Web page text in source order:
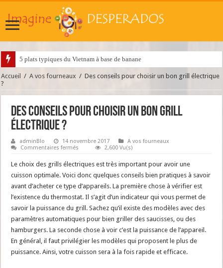
5 plats typiques du Vietnam à base de banane
Accueil / A vos fourneaux / Des conseils pour choisir un bon grill électrique
?
Des conseils pour choisir un bon grill
électrique ?
adminBlo 14 novembre 2017
A vos fourneaux
Commentaires fermés
pour
choisir
un
bon
électrique
2,600 Vu(s)
Le choix des grills électriques est très important pour avoir une
cuisson optimale. Voici donc quelques conseils bien pratiques à savoir
avant d’acheter ce type d’appareils. La première chose à vérifier est
l’existence du thermostat.Il s’agit d’un indicateur qui vous permet de
savoir la puissance du grill. Sachez qu’il existe des modèles avec des
paramètres automatiques pour bien griller des saucisses, ou des
hamburgers. La seconde chose à voir c’est la puissance de l’appareil.
En général, il faut privilégier les modèles qui proposent le plus de
puissance. Ainsi, votre cuisson sera à la fois rapide et efficace.